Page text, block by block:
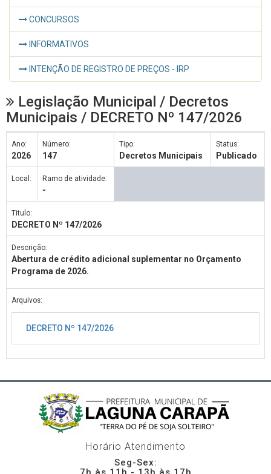
CONCURSOS
INFORMATIVOS
INTENÇÃO DE REGISTRO DE PREÇOS - IRP
Legislação Municipal / Decretos
Municipais / DECRETO Nº 147/2026
Ano:
2026
Número:
147
Tipo:
Decretos Municipais
Status:
Publicado
Local: Ramo de atividade:
-
Titulo:
DECRETO Nº 147/2026
Descrição:
Abertura de crédito adicional suplementar no Orçamento
Programa de 2026.
Arquivos:
DECRETO Nº 147/2026
Horário Atendimento
Seg-Sex: